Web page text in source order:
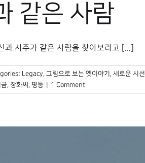
같은 사람
사주가 같은 사람을 찾아보라고 [...]
Legacy, 그림으로 보는 옛이야기 , 새로운 시선
금, 장화씨 , 평등 1 Comment